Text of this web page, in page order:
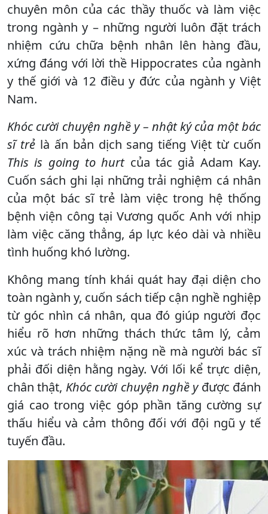
chuyên môn của các thầy thuốc và làm việc
trong ngành y – những người luôn đặt trách
nhiệm cứu chữa bệnh nhân lên hàng đầu,
xứng đáng với lời thề Hippocrates của ngành
y thế giới và 12 điều y đức của ngành y Việt
Nam.
Khóc cười chuyện nghề y – nhật ký của một bác
sĩ trẻlà ấn bản dịch sang tiếng Việt từ cuốn
This is going to hurtcủa tác giả Adam Kay.
Cuốn sách ghi lại những trải nghiệm cá nhân
của một bác sĩ trẻ làm việc trong hệ thống
bệnh viện công tại Vương quốc Anh với nhịp
làm việc căng thẳng, áp lực kéo dài và nhiều
tình huống khó lường.
Không mang tính khái quát hay đại diện cho
toàn ngành y, cuốn sách tiếp cận nghề nghiệp
từ góc nhìn cá nhân, qua đó giúp người đọc
hiểu rõ hơn những thách thức tâm lý, cảm
xúc và trách nhiệm nặng nề mà người bác sĩ
phải đối diện hằng ngày. Với lối kể trực diện,
chân thật, Khóc cười chuyện nghề yđược đánh
giá cao trong việc góp phần tăng cường sự
thấu hiểu và cảm thông đối với đội ngũ y tế
tuyến đầu.